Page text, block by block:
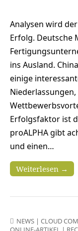
Analysen wird
Erfolg. Deutsche
ins Ausland.
einige
Erfolgsfaktor ist
proALPHA gibt
und einen…
Weiterlesen →
NEWS | CLOUD